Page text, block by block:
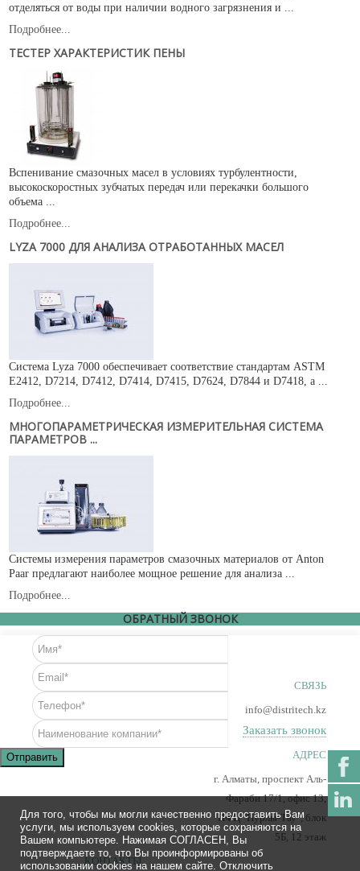
Для того, чтобы мы могли качественно предоставить Вам
услуги, мы используем cookies, которые сохраняются на
Вашем компьютере. Нажимая СОГЛАСЕН, Вы
подтверждаете то, что Вы проинформированы об
использовании cookies на нашем сайте. Отключить
отделяться от воды при наличии водного загрязнения и ...
Подробнее...
ТЕСТЕР ХАРАКТЕРИСТИК ПЕНЫ
Вспенивание смазочных масел в условиях турбулентности,
высокоскоростных зубчатых передач или перекачки большого
объема ...
Подробнее...
LYZA 7000 ДЛЯ АНАЛИЗА ОТРАБОТАННЫХ МАСЕЛ
Система Lyza 7000 обеспечивает соответствие стандартам ASTM
E2412, D7214, D7412, D7414, D7415, D7624, D7844 и D7418, а ...
Подробнее...
МНОГОПАРАМЕТРИЧЕСКАЯ ИЗМЕРИТЕЛЬНАЯ СИСТЕМА
ПАРАМЕТРОВ ...
Системы измерения параметров смазочных материалов от Anton
Paar предлагают наиболее мощное решение для анализа ...
Подробнее...
ОБРАТНЫЙ ЗВОНОК
Отправить
СВЯЗЬ
info@distritech.kz
Заказать звонок
АДРЕС
г. Алматы, проспект Аль-
Фараби 17/1, офис 13,
ПФЦ "Нурлы-Тау", блок
5Б, 12 этаж
КОНТАКТЫ